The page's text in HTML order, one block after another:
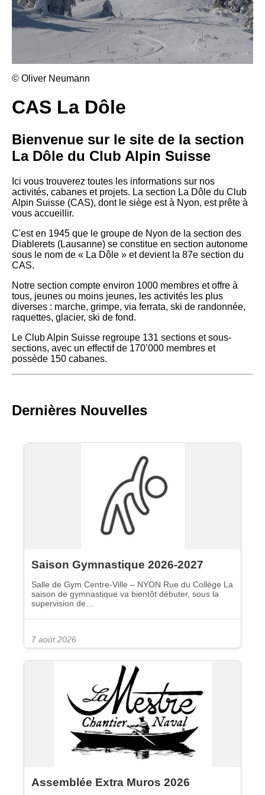
© Oliver Neumann
CAS La Dôle
Bienvenue sur le site de la section
La Dôle du Club Alpin Suisse
Ici vous trouverez toutes les informations sur nos
activités, cabanes et projets. La section La Dôle du Club
Alpin Suisse (CAS), dont le siège est à Nyon, est prête à
vous accueillir.
C'est en 1945 que le groupe de Nyon de la section des
Diablerets (Lausanne) se constitue en section autonome
sous le nom de « La Dôle » et devient la 87e section du
CAS.
Notre section compte environ 1000 membres et offre à
tous, jeunes ou moins jeunes, les activités les plus
diverses : marche, grimpe, via ferrata, ski de randonnée,
raquettes, glacier, ski de fond.
Le Club Alpin Suisse regroupe 131 sections et sous-
sections, avec un effectif de 170’000 membres et
possède 150 cabanes.
Dernières Nouvelles
Saison Gymnastique 2026-2027
Salle de Gym Centre-Ville – NYON Rue du Collège La
saison de gymnastique va bientôt débuter, sous la
supervision de…
7 août 2026
Assemblée Extra Muros 2026